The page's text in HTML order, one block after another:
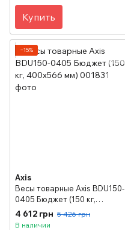
Купить
−15%
Axis
Весы товарные Axis BDU150-
0405 Бюджет (150 кг,
400х566 мм)
4 612 грн 5 426 грн
В наличии